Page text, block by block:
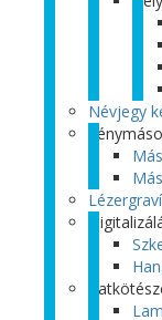
Névjegy